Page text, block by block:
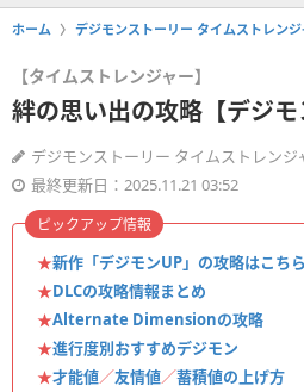
ホーム デジモンストーリー タイムストレン
【タイムストレンジャー】
絆の思い出の攻略【デジモ
デジモンストーリー タイムストレンジ
最終更新日：2025.11.21 03:52
★新作「デジモンUP」の攻略はこちら
★DLCの攻略情報まとめ
★Alternate Dimensionの攻略
★進行度別おすすめデジモン
★才能値／友情値／蓄積値の上げ方
ピックアップ情報